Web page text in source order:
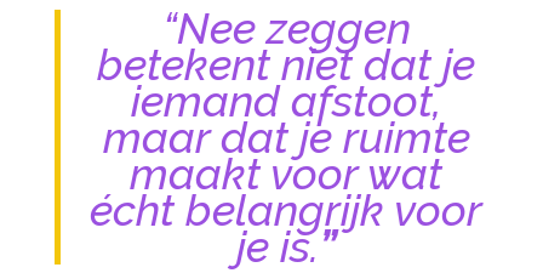
“Nee zeggen
betekent niet dat je
iemand afstoot,
maar dat je ruimte
maakt voor wat
écht belangrijk voor
je is.”